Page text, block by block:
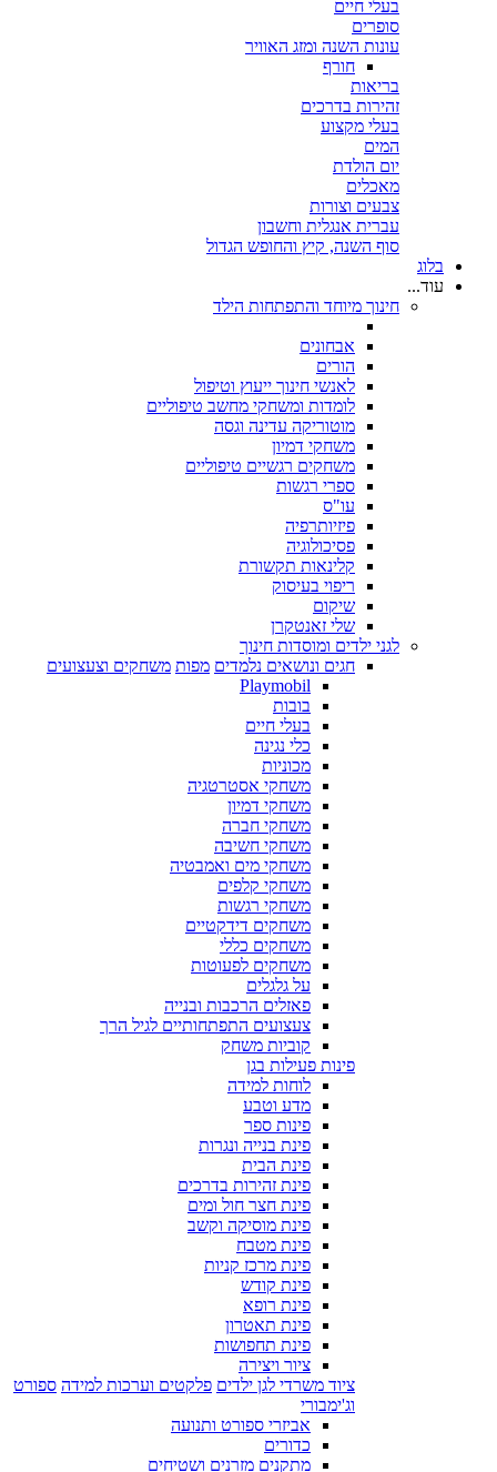
בעלי חיים
סופרים
עונות השנה ומזג האוויר
חורף
בריאות
זהירות בדרכים
בעלי מקצוע
המים
יום הולדת
מאכלים
צבעים וצורות
עברית אנגלית וחשבון
סוף השנה, קיץ והחופש הגדול
בלוג
עוד...
חינוך מיוחד והתפתחות הילד
אבחונים
הורים
לאנשי חינוך ייעוץ וטיפול
לומדות ומשחקי מחשב טיפוליים
מוטוריקה עדינה וגסה
משחקי דמיון
משחקים רגשיים טיפוליים
ספרי רגשות
עו"ס
פיזיותרפיה
פסיכולוגיה
קלינאות תקשורת
ריפוי בעיסוק
שיקום
שלי זאנטקרן
לגני ילדים ומוסדות חינוך
חגים ונושאים נלמדים מפות משחקים וצעצועים
Playmobil
בובות
בעלי חיים
כלי נגינה
מכוניות
משחקי אסטרטגיה
משחקי דמיון
משחקי חברה
משחקי חשיבה
משחקי מים ואמבטיה
משחקי קלפים
משחקי רגשות
משחקים דידקטיים
משחקים כללי
משחקים לפעוטות
על גלגלים
פאזלים הרכבות ובנייה
צעצועים התפתחותיים לגיל הרך
קוביות משחק
פינות פעילות בגן
לוחות למידה
מדע וטבע
פינות ספר
פינת בנייה ונגרות
פינת הבית
פינת זהירות בדרכים
פינת חצר חול ומים
פינת מוסיקה וקשב
פינת מטבח
פינת מרכז קניות
פינת קודש
פינת רופא
פינת תאטרון
פינת תחפושות
ציור ויצירה
ציוד משרדי לגן ילדים פלקטים וערכות למידה ספורט
וג'ימבורי
אביזרי ספורט ותנועה
כדורים
מתקנים מזרנים ושטיחים